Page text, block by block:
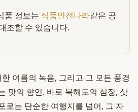
품 정보는 식품안전나라같은 공
조할 수 있습니다.
여름의 녹음, 그리고 그 모든 풍경
맛의 향연. 바로 북해도의 심장, 삿
로는 단순한 여행지를 넘어, 그 자